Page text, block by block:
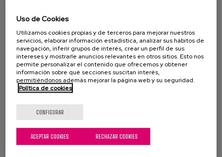
equilibrio en personas mayores
Un novedoso programa que hemos puesto en
marcha logra significativas mejoras en el
fortalecimiento muscular y en el equilibrio de las
personas...
Uso de Cookies
Utilizamos cookies propias y de terceros para mejorar nuestros
servicios, elaborar información estadística, analizar sus hábitos de
navegación, inferir grupos de interés, crear un perfil de sus
intereses y mostrarle anuncios relevantes en otros sitios. Esto nos
permite personalizar el contenido que ofrecemos y obtener
información sobre qué secciones suscitan interés,
permitiéndonos además mejorar la página web y su seguridad.
Política de cookies
CONFIGURAR
RECHAZAR COOKIES
ACEPTAR COOKIES